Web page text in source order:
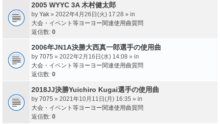
2005 WYYC 3A 木村健太郎
by Yak » 2022年4月26日(火) 17:28 » in
大会・イベント等ヨーヨー関連使用曲質問
返信数: 0
2006年JN1A決勝大西真一郎選手の使用曲
by 7075 » 2022年2月16日(水) 14:08 » in
大会・イベント等ヨーヨー関連使用曲質問
返信数: 0
2018JJ決勝Yuichiro Kugai選手の使用曲
by 7075 » 2021年10月11日(月) 16:35 » in
大会・イベント等ヨーヨー関連使用曲質問
返信数: 0